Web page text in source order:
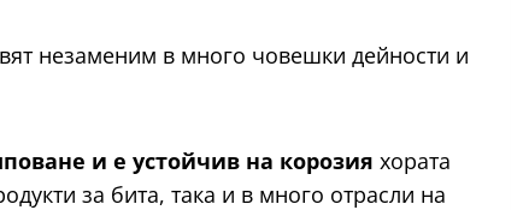
незаменим в много човешки дейности и
и е устойчив на корозия хората
за бита, така и в много отрасли на